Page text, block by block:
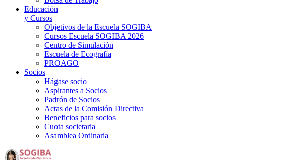
Educación
y Cursos
Objetivos de la Escuela SOGIBA
Cursos Escuela SOGIBA 2026
Centro de Simulación
Escuela de Ecografía
PROAGO
Socios
Hágase socio
Aspirantes a Socios
Padrón de Socios
Actas de la Comisión Directiva
Beneficios para socios
Cuota societaria
Asamblea Ordinaria